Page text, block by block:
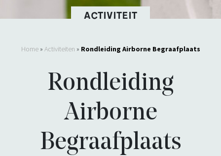
ACTIVITEIT
Home» Activiteiten » Rondleiding Airborne Begraafplaats
Rondleiding
Airborne
Begraafplaats